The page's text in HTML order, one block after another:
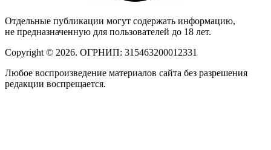
Отдельные публикации могут содержать информацию,
не предназначенную для пользователей до 18 лет.
Copyright © 2026. ОГРНИП: 315463200012331
Любое воспроизведение материалов сайта без разрешения
редакции воспрещается.